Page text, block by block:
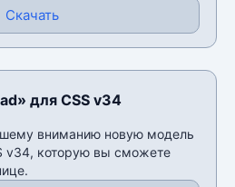
Скачать
для CSS v34
вниманию новую модель
v34, которую вы сможете